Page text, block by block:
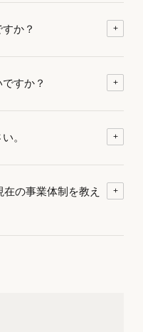
か？ +
すか？ +
。 +
の事業体制を教え
+